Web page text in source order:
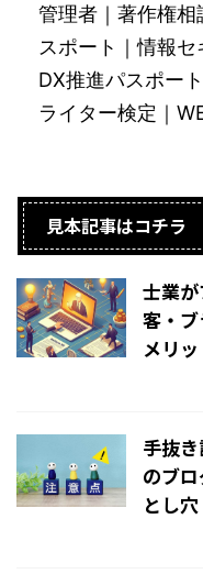
管理者｜著作権
スポート｜情報セ
DX推進パスポー
ライター検定｜
見本記事はコチラ
士業
客・
メリ
手抜
のブ
とし穴